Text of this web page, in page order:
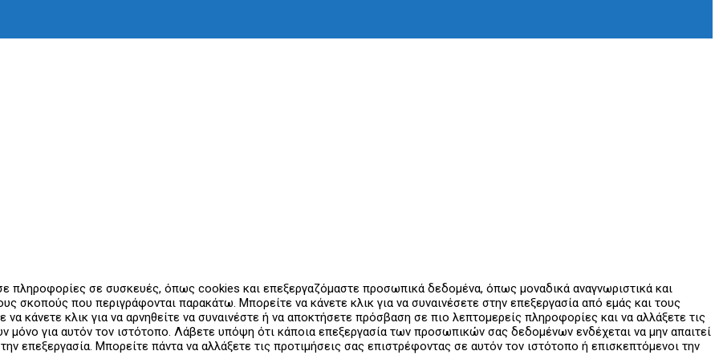
πληροφορίες σε συσκευές, όπως cookies και επεξεργαζόμαστε προσωπικά δεδομένα, όπως μοναδικά αναγνωριστικά και
σκοπούς που περιγράφονται παρακάτω. Μπορείτε να κάνετε κλικ για να συναινέσετε στην επεξεργασία από εμάς και τους
κάνετε κλικ για να αρνηθείτε να συναινέστε ή να αποκτήσετε πρόσβαση σε πιο λεπτομερείς πληροφορίες και να αλλάξετε τις
μόνο για αυτόν τον ιστότοπο. Λάβετε υπόψη ότι κάποια επεξεργασία των προσωπικών σας δεδομένων ενδέχεται να μην απαιτεί
επεξεργασία. Μπορείτε πάντα να αλλάξετε τις προτιμήσεις σας επιστρέφοντας σε αυτόν τον ιστότοπο ή επισκεπτόμενοι την